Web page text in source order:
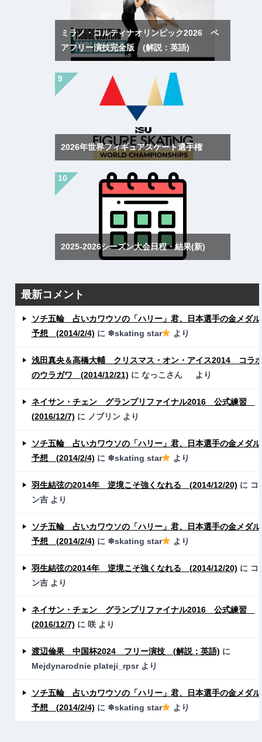
ミラノ・コルティナオリンピック2026 ペ
アフリー演技完全版 (解説：英語)
2026年世界フィギュアスケート選手権
2025-2026シーズン大会日程・結果(新)
最新コメント
ソチ五輪 占いカワウソの「ハリー」君、日本選手の金メダル
予想 (2014/2/4) に ❄skating star より
浅田真央＆高橋大輔 クリスマス・オン・アイス2014 コラ
のウラガワ (2014/12/21) に なっこさん より
ネイサン・チェン グランプリファイナル2016 公式練習
(2016/12/7) に ノブリンより
ソチ五輪 占いカワウソの「ハリー」君、日本選手の金メダル
予想 (2014/2/4) に ❄skating star より
羽生結弦の2014年 逆境こそ強くなれる (2014/12/20) に コ
ン吉より
ソチ五輪 占いカワウソの「ハリー」君、日本選手の金メダル
予想 (2014/2/4) に ❄skating star より
羽生結弦の2014年 逆境こそ強くなれる (2014/12/20) に コ
ン吉より
ネイサン・チェン グランプリファイナル2016 公式練習
(2016/12/7) に 咲より
渡辺倫果 中国杯2024 フリー演技 (解説：英語) に
Mejdynarodnie plateji_rpsrより
ソチ五輪 占いカワウソの「ハリー」君、日本選手の金メダル
予想 (2014/2/4) に ❄skating star より